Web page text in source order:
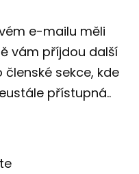
e-mailu měli
vám příjdou další
sekce, kde
přístupná..